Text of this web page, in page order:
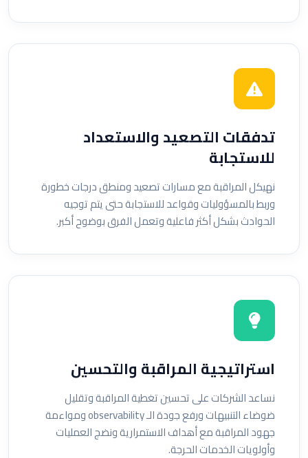
تدفقات التصعيد والاستعداد
للاستجابة
نهيكل المراقبة مع مسارات تصعيد ومنطق درجات خطورة
وربط بالمسؤوليات وقواعد للاستجابة حتى يتم توجيه
الحوادث بشكل أكثر فاعلية وتعمل الفرق بوضوح أكبر.
استراتيجية المراقبة والتحسين
نساعد الشركات على تحسين تغطية المراقبة وتقليل
ضوضاء التنبيهات ورفع جودة الـ observability ومواءمة
جهود المراقبة مع أهداف الاستمرارية ونضج العمليات
وأولويات الخدمات الحرجة.